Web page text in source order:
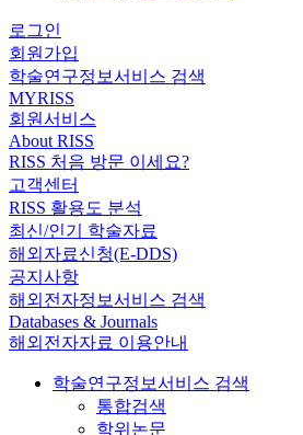
로그인
회원가입
학술연구정보서비스 검색
MYRISS
회원서비스
About RISS
RISS 처음 방문 이세요?
고객센터
RISS 활용도 분석
최신/인기 학술자료
해외자료신청(E-DDS)
공지사항
해외전자정보서비스 검색
Databases & Journals
해외전자자료 이용안내
학술연구정보서비스 검색
통합검색
학위논문